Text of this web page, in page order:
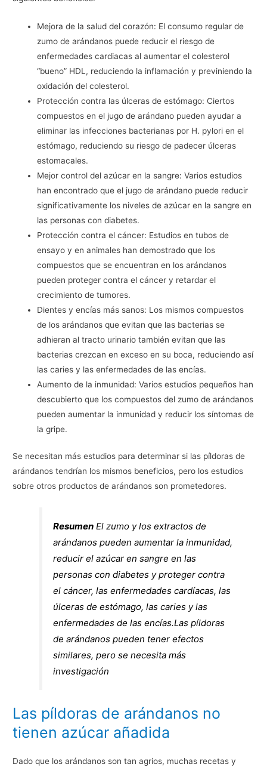
Mejora de la salud del corazón: El consumo regular de
zumo de arándanos puede reducir el riesgo de
enfermedades cardiacas al aumentar el colesterol
“bueno” HDL, reduciendo la inflamación y previniendo la
oxidación del colesterol.
Protección contra las úlceras de estómago: Ciertos
compuestos en el jugo de arándano pueden ayudar a
eliminar las infecciones bacterianas por H. pylori en el
estómago, reduciendo su riesgo de padecer úlceras
estomacales.
Mejor control del azúcar en la sangre: Varios estudios
han encontrado que el jugo de arándano puede reducir
significativamente los niveles de azúcar en la sangre en
las personas con diabetes.
Protección contra el cáncer: Estudios en tubos de
ensayo y en animales han demostrado que los
compuestos que se encuentran en los arándanos
pueden proteger contra el cáncer y retardar el
crecimiento de tumores.
Dientes y encías más sanos: Los mismos compuestos
de los arándanos que evitan que las bacterias se
adhieran al tracto urinario también evitan que las
bacterias crezcan en exceso en su boca, reduciendo así
las caries y las enfermedades de las encías.
Aumento de la inmunidad: Varios estudios pequeños han
descubierto que los compuestos del zumo de arándanos
pueden aumentar la inmunidad y reducir los síntomas de
la gripe.
Se necesitan más estudios para determinar si las píldoras de
arándanos tendrían los mismos beneficios, pero los estudios
sobre otros productos de arándanos son prometedores.
Resumen El zumo y los extractos de
arándanos pueden aumentar la inmunidad,
reducir el azúcar en sangre en las
personas con diabetes y proteger contra
el cáncer, las enfermedades cardíacas, las
úlceras de estómago, las caries y las
enfermedades de las encías.Las píldoras
de arándanos pueden tener efectos
similares, pero se necesita más
investigación
Las píldoras de arándanos no
tienen azúcar añadida
Dado que los arándanos son tan agrios, muchas recetas y